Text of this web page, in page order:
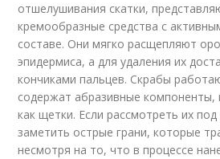
отшелушивания скатки,
кремообразные средства с
составе. Они мягко расщепляют
эпидермиса, а для удаления их
кончиками пальцев. Скрабы
содержат абразивные
как щетки. Если рассмотреть их
заметить острые грани, которые
несмотря на то, что в процессе